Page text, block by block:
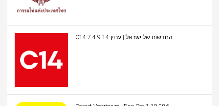
C14 החדשות של ישראל | ערוץ 14 7.4.9